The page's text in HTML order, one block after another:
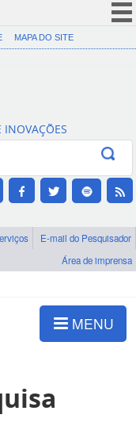
(COVID-19)
Canais
MAPA DO SITE
E-mail do Pesquisador
Área de imprensa
MENU